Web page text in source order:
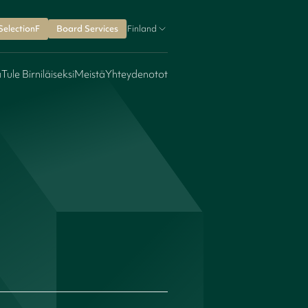
Board Services Finland
Tule BirniläiseksiMeistäYhteydenotot